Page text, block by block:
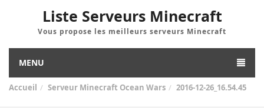
Liste Serveurs Minecraft
Vous propose les meilleurs serveurs Minecraft
MENU
Accueil Serveur Minecraft Ocean Wars 2016-12-26_16.54.45